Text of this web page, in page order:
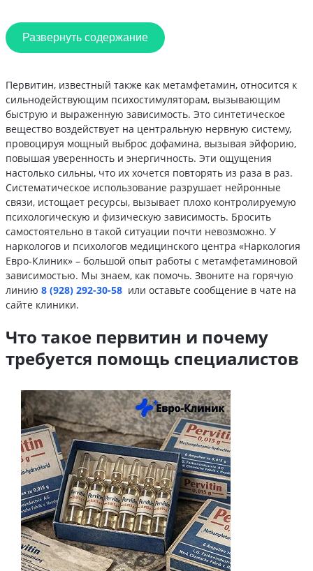
Развернуть содержание
Первитин, известный также как метамфетамин, относится к
сильнодействующим психостимуляторам, вызывающим
быструю и выраженную зависимость. Это синтетическое
вещество воздействует на центральную нервную систему,
провоцируя мощный выброс дофамина, вызывая эйфорию,
повышая уверенность и энергичность. Эти ощущения
настолько сильны, что их хочется повторять из раза в раз.
Систематическое использование разрушает нейронные
связи, истощает ресурсы, вызывает плохо контролируемую
психологическую и физическую зависимость. Бросить
самостоятельно в такой ситуации почти невозможно. У
наркологов и психологов медицинского центра «Наркология
Евро-Клиник» – большой опыт работы с метамфетаминовой
зависимостью. Мы знаем, как помочь. Звоните на горячую
линию 8 (928) 292-30-58 или оставьте сообщение в чате на
сайте клиники.
Что такое первитин и почему
требуется помощь специалистов